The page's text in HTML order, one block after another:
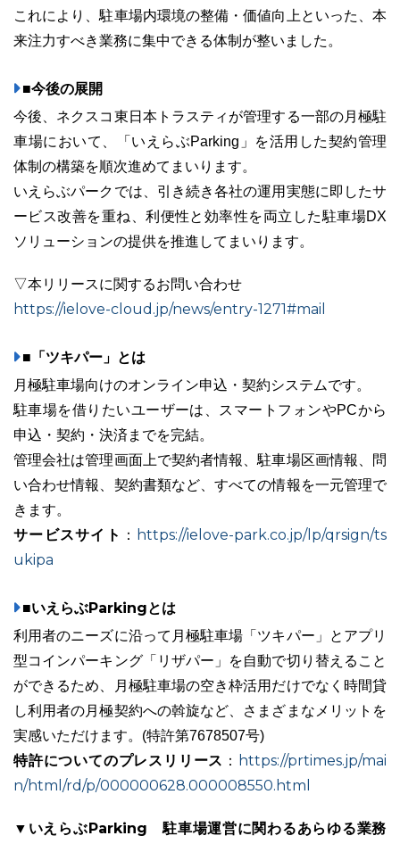
これにより、駐車場内環境の整備・価値向上といった、本
来注力すべき業務に集中できる体制が整いました。
■今後の展開
今後、ネクスコ東日本トラスティが管理する一部の月極駐
車場において、「いえらぶParking」を活用した契約管理
体制の構築を順次進めてまいります。
いえらぶパークでは、引き続き各社の運用実態に即したサ
ービス改善を重ね、利便性と効率性を両立した駐車場DX
ソリューションの提供を推進してまいります。
▽本リリースに関するお問い合わせ
https://ielove-cloud.jp/news/entry-1271#mail
■「ツキパー」とは
月極駐車場向けのオンライン申込・契約システムです。
駐車場を借りたいユーザーは、スマートフォンやPCから
申込・契約・決済までを完結。
管理会社は管理画面上で契約者情報、駐車場区画情報、問
い合わせ情報、契約書類など、すべての情報を一元管理で
きます。
サービスサイト ：
https://ielove-park.co.jp/lp/qrsign/ts
ukipa
■いえらぶParkingとは
利用者のニーズに沿って月極駐車場「ツキパー」とアプリ
型コインパーキング「リザパー」を自動で切り替えること
ができるため、月極駐車場の空き枠活用だけでなく時間貸
し利用者の月極契約への斡旋など、さまざまなメリットを
実感いただけます。(特許第7678507号)
特許についてのプレスリリース ：
https://prtimes.jp/mai
n/html/rd/p/000000628.000008550.html
▼いえらぶParking 駐車場運営に関わるあらゆる業務